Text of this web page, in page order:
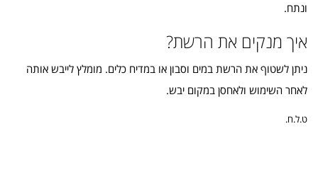
ונתח.
איך מנקים את הרשת?
ניתן לשטוף את הרשת במים וסבון או במדיח כלים. מומלץ לייבש אותה
לאחר השימוש ולאחסן במקום יבש.
ט.ל.ח.